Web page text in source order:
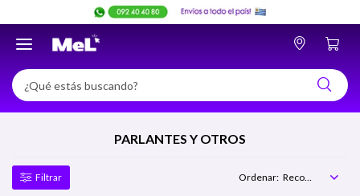

PARLANTES Y OTROS
Recomendados